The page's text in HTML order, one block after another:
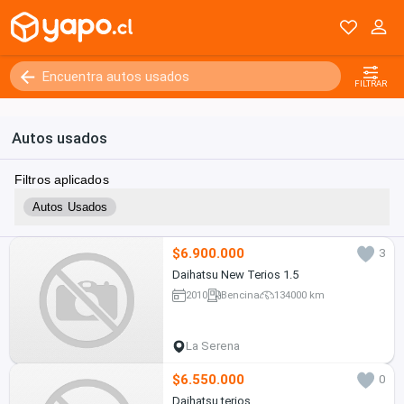
FILTRAR
Autos usados
Filtros aplicados
Autos Usados
$6.900.000
3
Daihatsu New Terios 1.5
2010 Bencina 134000 km
La Serena
$6.550.000
0
Daihatsu terios